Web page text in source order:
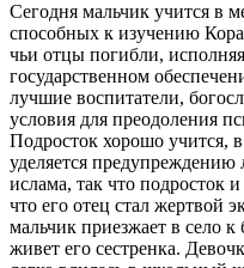
Сегодня мальчик учится в
способных к изучению
чьи отцы погибли,
государственном
лучшие воспитатели,
условия для преодоления
Подросток хорошо учится,
уделяется
ислама, так что подросток
что его отец стал жертвой
мальчик приезжает в село
живет его сестренка.